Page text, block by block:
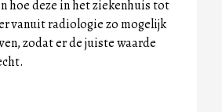
hoe deze in het ziekenhuis tot
vanuit radiologie zo mogelijk
zodat er de juiste waarde